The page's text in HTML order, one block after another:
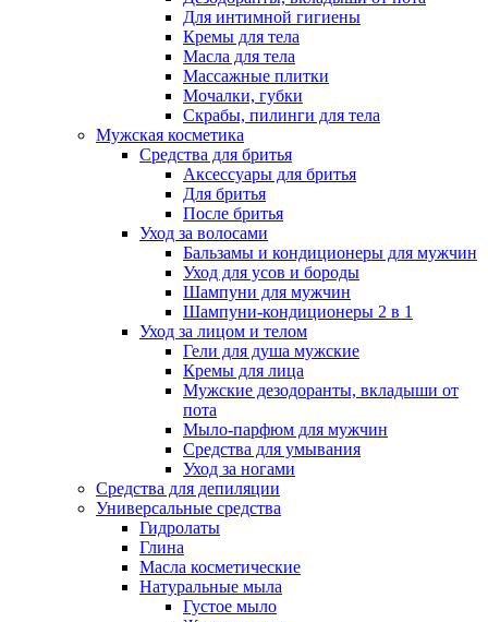
Для интимной гигиены
Кремы для тела
Масла для тела
Массажные плитки
Мочалки, губки
Скрабы, пилинги для тела
Мужская косметика
Средства для бритья
Аксессуары для бритья
Для бритья
После бритья
Уход за волосами
Бальзамы и кондиционеры для мужчин
Уход для усов и бороды
Шампуни для мужчин
Шампуни-кондиционеры 2 в 1
Уход за лицом и телом
Гели для душа мужские
Кремы для лица
Мужские дезодоранты, вкладыши от
пота
Мыло-парфюм для мужчин
Средства для умывания
Уход за ногами
Средства для депиляции
Универсальные средства
Гидролаты
Глина
Масла косметические
Натуральные мыла
Густое мыло